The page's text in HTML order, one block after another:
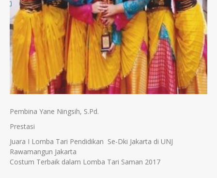
Pembina Yane Ningsih, S.Pd.
Prestasi
Juara I Lomba Tari Pendidikan Se-Dki Jakarta di UNJ
Rawamangun Jakarta
Costum Terbaik dalam Lomba Tari Saman 2017